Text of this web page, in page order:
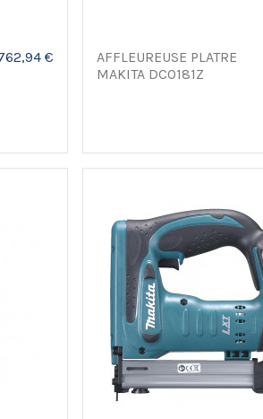
€
AFFLEUREUSE PLATRE
MAKITA DCO181Z